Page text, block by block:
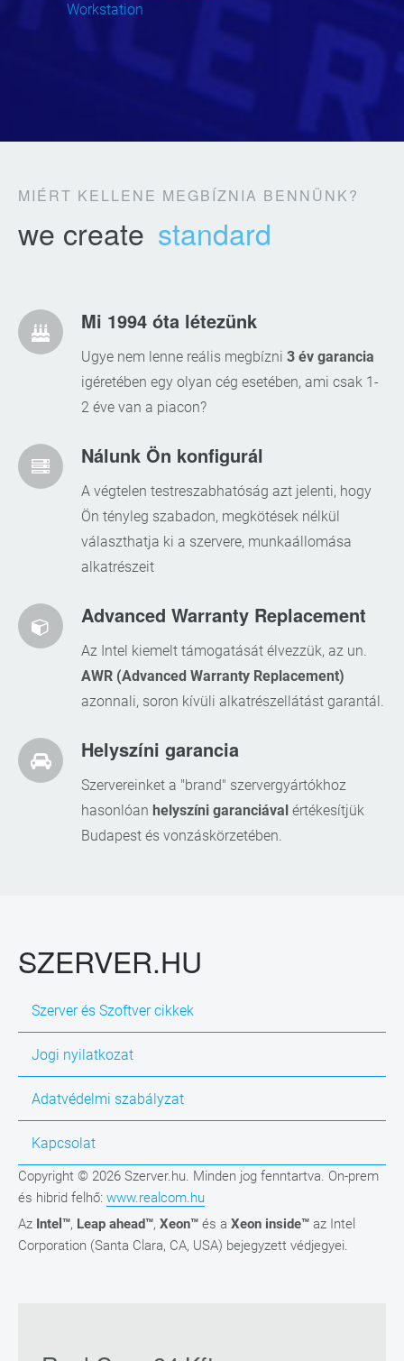
Workstation
MIÉRT KELLENE MEGBÍZNIA BENNÜNK?
we create standard
Mi 1994 óta létezünk
Ugye nem lenne reális megbízni 3 év garancia
igéretében egy olyan cég esetében, ami csak 1-
2 éve van a piacon?
Nálunk Ön konfigurál
A végtelen testreszabhatóság azt jelenti, hogy
Ön tényleg szabadon, megkötések nélkül
választhatja ki a szervere, munkaállomása
alkatrészeit
Advanced Warranty Replacement
Az Intel kiemelt támogatását élvezzük, az un.
AWR (Advanced Warranty Replacement)
azonnali, soron kívüli alkatrészellátást garantál.
Helyszíni garancia
Szervereinket a "brand" szervergyártókhoz
hasonlóan helyszíni garanciával értékesítjük
Budapest és vonzáskörzetében.
SZERVER.HU
Szerver és Szoftver cikkek
Jogi nyilatkozat
Adatvédelmi szabályzat
Kapcsolat
Copyright © 2026 Szerver.hu. Minden jog fenntartva. On-prem
és hibrid felhő: www.realcom.hu
Az Intel™, Leap ahead™, Xeon™ és a Xeon inside™ az Intel
Corporation (Santa Clara, CA, USA) bejegyzett védjegyei.